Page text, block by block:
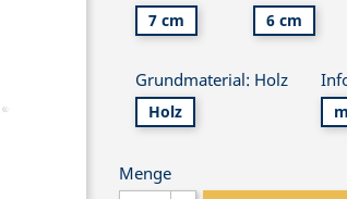
7 cm 6 cm
Grundmaterial: Holz
Holz
Menge